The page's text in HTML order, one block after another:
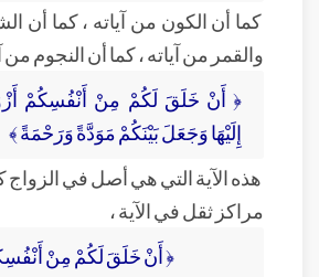
كما أن الكون من آياته ، كما أن
والقمر من آياته ، كما أن النجوم من
﴿ أَنْ خَلَقَ لَكُمْ مِنْ أَنْفُسِكُمْ
إِلَيْهَا وَجَعَلَ بَيْنَكُمْ مَوَدَّةً وَرَحْمَةً ﴾
هذه الآية التي هي أصل في الزواج
مراكز ثقل في الآية ،
﴿ أَنْ خَلَقَ لَكُمْ مِنْ